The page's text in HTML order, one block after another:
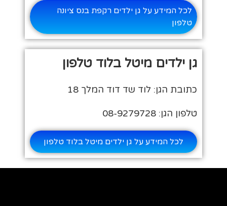
לכל המידע על גן ילדים רקפת בנס ציונה
טלפון
גן ילדים מיטל בלוד טלפון
כתובת הגן: לוד שד דוד המלך 18
טלפון הגן: 08-9279728
לכל המידע על גן ילדים מיטל בלוד טלפון